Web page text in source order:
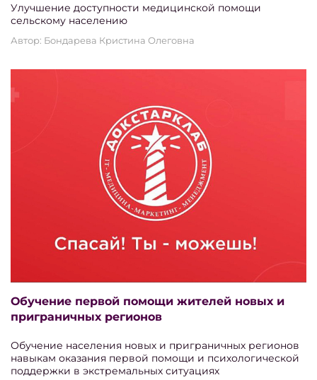
Улучшение доступности медицинской помощи
сельскому населению
Автор: Бондарева Кристина Олеговна
Обучение первой помощи жителей новых и
приграничных регионов
Обучение населения новых и приграничных регионов
навыкам оказания первой помощи и психологической
поддержки в экстремальных ситуациях